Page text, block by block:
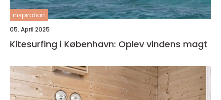
inspiration
05. April 2025
Kitesurfing i København: Oplev vindens magt